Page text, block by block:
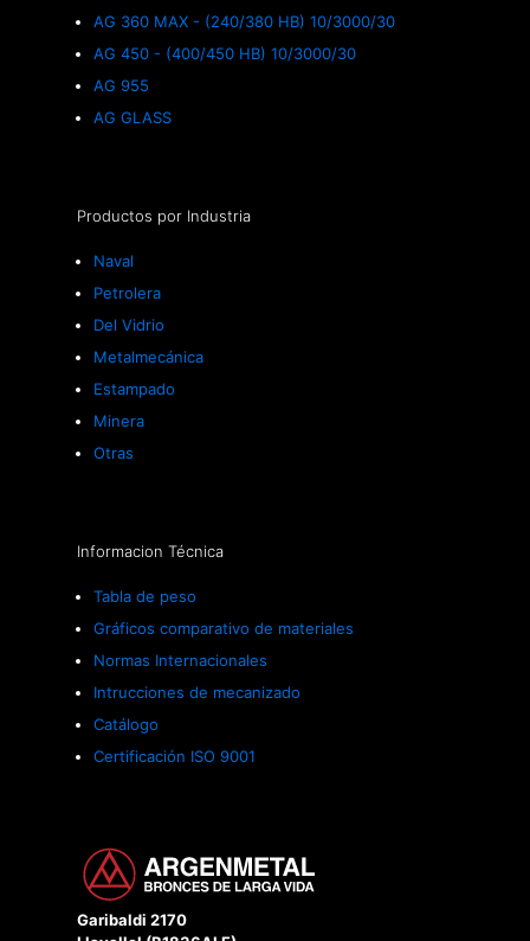
AG 360 MAX - (240/380 HB) 10/3000/30
AG 450 - (400/450 HB) 10/3000/30
AG 955
AG GLASS
Productos por Industria
Naval
Petrolera
Del Vidrio
Metalmecánica
Estampado
Minera
Otras
Informacion Técnica
Tabla de peso
Gráficos comparativo de materiales
Normas Internacionales
Intrucciones de mecanizado
Catálogo
Certificación ISO 9001
Garibaldi 2170